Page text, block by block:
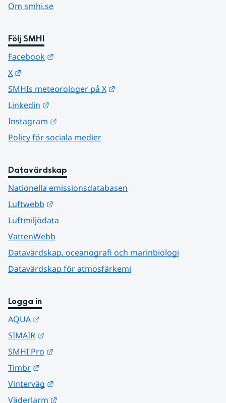
Om smhi.se
Följ SMHI
Facebook
X
SMHIs meteorologer på X
Linkedin
Instagram
Policy för sociala medier
Datavärdskap
Nationella emissionsdatabasen
Luftwebb
Luftmiljödata
VattenWebb
Datavärdskap, oceanografi och marinbiologi
Datavärdskap för atmosfärkemi
Logga in
AQUA
SIMAIR
SMHI Pro
Timbr
Vinterväg
Väderlarm